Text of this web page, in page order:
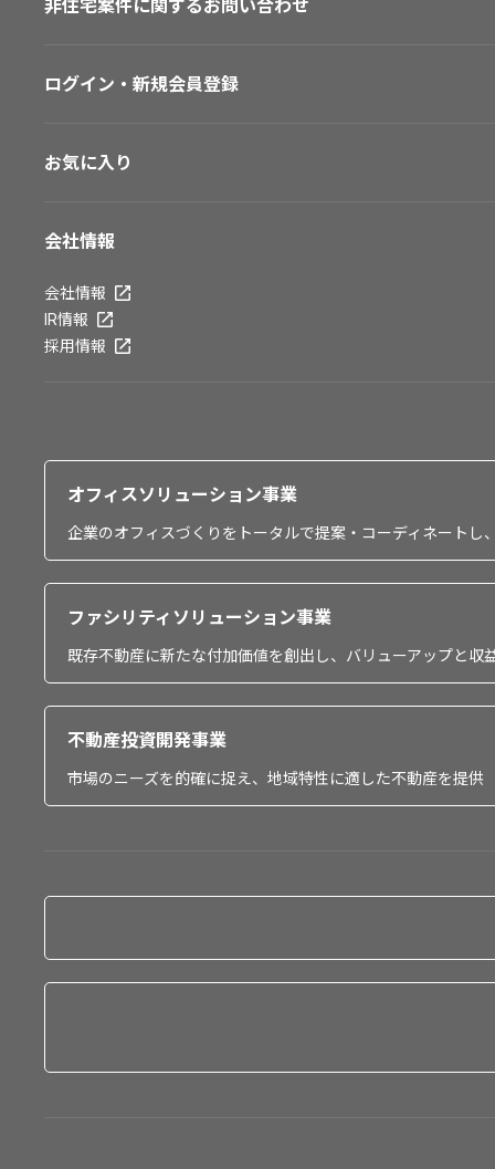
非住宅案件に関するお問い合わせ
ログイン・新規会員登録
お気に入り
会社情報
会社情報
IR情報
採用情報
オフィスソリューション事業
企業のオフィスづくりをトータルで提案・コーディネート
ファシリティソリューション事業
既存不動産に新たな付加価値を創出し、バリューアップと収
不動産投資開発事業
市場のニーズを的確に捉え、地域特性に適した不動産を提供